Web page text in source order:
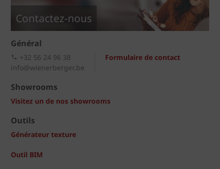
Contactez-nous
Général
Formulaire de contact
+32 56 24 96 38
info@wienerberger.be
Showrooms
Visitez un de nos showrooms
Outils
Générateur texture
Outil BIM